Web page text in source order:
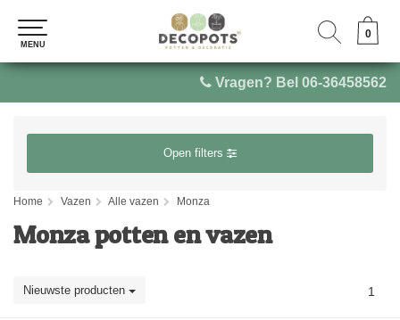
Vragen? Bel 06-36458562
0
MENU
0
MENU
Open filters
Home Vazen Alle vazen Monza
Monza potten en vazen
Nieuwste producten 1